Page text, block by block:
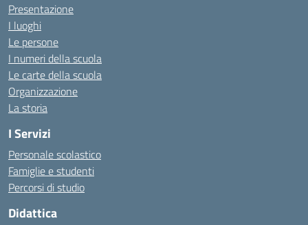
Presentazione
I luoghi
Le persone
I numeri della scuola
Le carte della scuola
Organizzazione
La storia
I Servizi
Personale scolastico
Famiglie e studenti
Percorsi di studio
Didattica